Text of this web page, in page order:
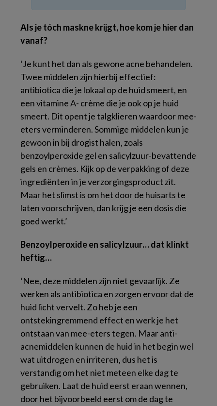
Als je tóch maskne krijgt, hoe kom je hier dan
vanaf?
‘Je kunt het dan als gewone acne behandelen.
Twee middelen zijn hierbij effectief:
antibiotica die je lokaal op de huid smeert, en
een vitamine A- crème die je ook op je huid
smeert. Dit opent je talgklieren waardoor mee-
eters verminderen. Sommige middelen kun je
gewoon in bij drogist halen, zoals
benzoylperoxide gel en salicylzuur-bevattende
gels en crèmes. Kijk op de verpakking of deze
ingrediënten in je verzorgingsproduct zit.
Maar het slimst is om het door de huisarts te
laten voorschrijven, dan krijg je een dosis die
goed werkt.’
Benzoylperoxide en salicylzuur… dat klinkt
heftig…
‘Nee, deze middelen zijn niet gevaarlijk. Ze
werken als antibiotica en zorgen ervoor dat de
huid licht vervelt. Zo heb je een
ontstekingremmend effect en werk je het
ontstaan van mee-eters tegen. Maar anti-
acnemiddelen kunnen de huid in het begin wel
wat uitdrogen en irriteren, dus het is
verstandig om het niet meteen elke dag te
gebruiken. Laat de huid eerst eraan wennen,
door het bijvoorbeeld eerst om de dag te